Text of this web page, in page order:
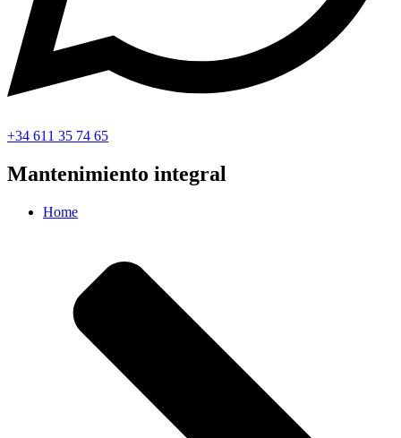
+34 611 35 74 65
Mantenimiento integral
Home